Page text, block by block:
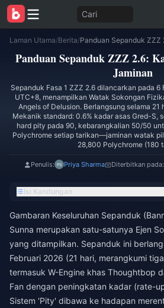
Cari
Laman Utama/Berita/
Panduan Sepanduk ZZZ 2.6:
Jaminan
Sepanduk Fasa 1 ZZZ 2.6 dilancarkan pada 6
UTC+8, menampilkan Watak Sokongan
Angels of Delusion. Berlangsung selama 21
Mekanik standard: 0.6% kadar asas Gred-S,
hard pity pada 90, kebarangkalian 50/50
Polychrome setiap tarikan—jaminan watak
28,800 Polychrome (180
Penulis: Priya Sharma Diterbitkan pada:
Isi Kandungan
Gambaran Keseluruhan Sepanduk
Sunna merupakan satu-satunya Ejen
yang ditampilkan. Sepanduk ini
Februari 2026 (21 hari, merangkumi
termasuk W-Engine khas Thoughtbop
Fan dengan peningkatan kadar (rate-
Sistem 'Pity' dibawa ke hadapan